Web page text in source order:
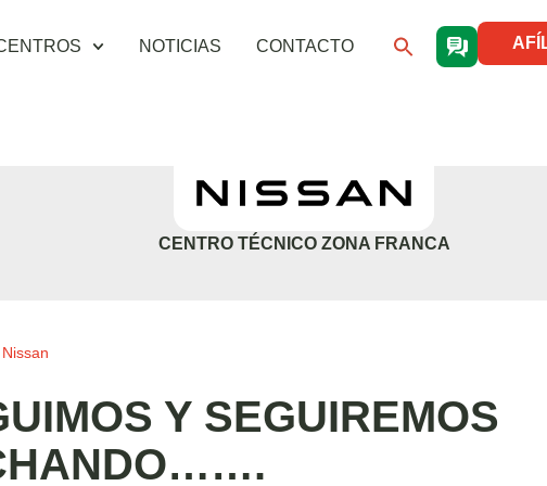
NOTICIAS CONTACTO
CENTRO TÉCNICO ZONA FRANCA
Y SEGUIREMOS